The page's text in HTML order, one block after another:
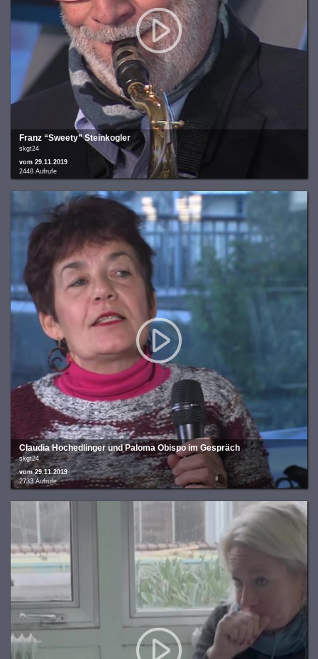
Franz “Sweety” Steinkogler
skgt24
vom 29.11.2019
2448 Aufrufe
Claudia Hochedlinger und Paloma Obispo im Gespräch
skgt24
vom 29.11.2019
2733 Aufrufe